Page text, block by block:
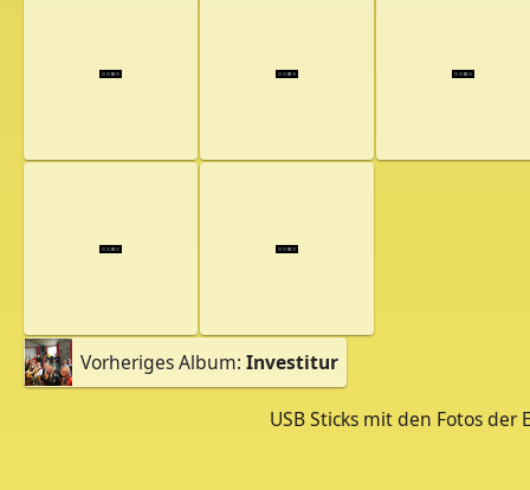
Vorheriges Album: Investitur
USB Sticks mit den Fotos